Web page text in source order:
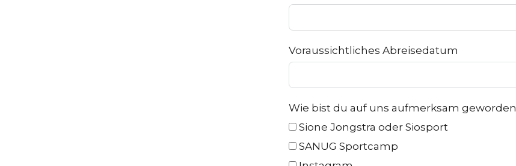
Voraussichtliches Abreisedatum
Wie bist du auf uns aufmerksam geworden
Sione Jongstra oder Siosport
SANUG Sportcamp